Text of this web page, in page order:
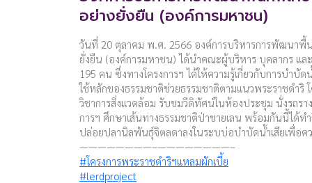
อย่างยั่งยืน (องค์การมหาชน)
วันที่ 20 ตุลาคม พ.ศ. 2566 องค์การบริหารการพัฒนาพื้
ยั่งยืน (องค์การมหาชน) ได้นำคณะผู้บริหาร บุคลากร แล
195 คน ซึ่งทางโครงการฯ ได้ให้ความรู้เกี่ยวกับการบำบั
ใช้หลักของธรรมชาติช่วยธรรมชาติตามแนวพระราชดำริ
วิชาการสิ่งแวดล้อม รับชมวีดิทัศน์ในห้องประชุม นั่งรถรา
การฯ ศึกษาเส้นทางธรรมชาติป่าชายเลน พร้อมกันนี้ได้ทำ
ปล่อยปลานิลพันธุ์จิตลดาลงในระบบ่อบำบัดน้ำเสียเพื่อ
————————–————————–
#โครงการพระราชดำริฯแหลมผักเบี้ย
#lerdproject